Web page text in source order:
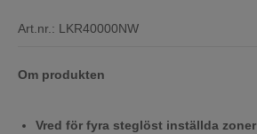
Art.nr.: LKR40000NW
Om produkten
Vred för fyra steglöst inställda zoner